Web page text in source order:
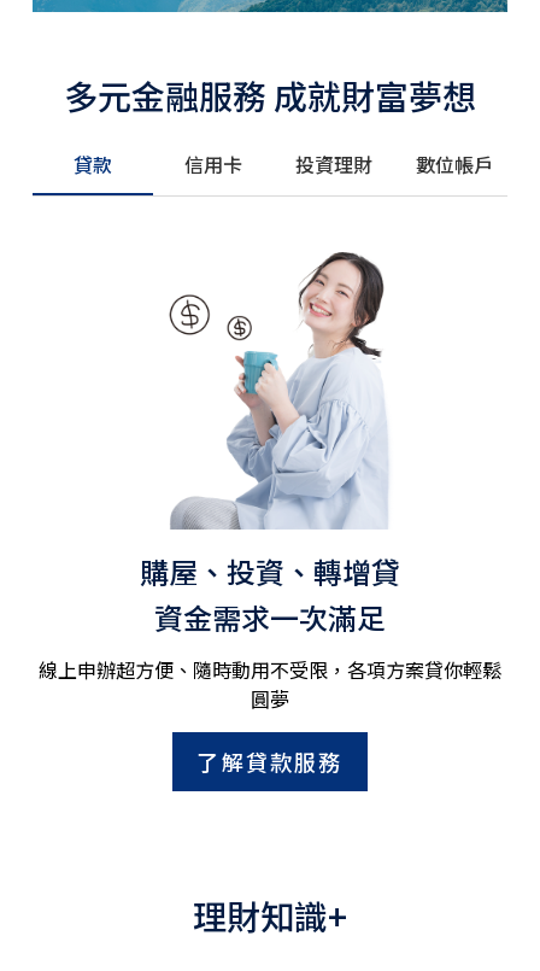
多元金融服務 成就財富夢想
貸款 信用卡 投資理財 數位帳戶
購屋、投資、轉增貸
資金需求一次滿足
線上申辦超方便、隨時動用不受限，各項方案貸你輕鬆
圓夢
了解貸款服務
理財知識+